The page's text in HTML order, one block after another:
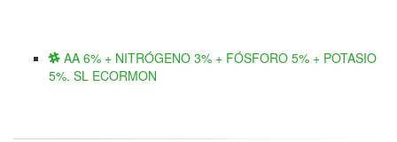
AA 6% + NITRÓGENO 3% + FÓSFORO 5% + POTASIO
5%. SL ECORMON